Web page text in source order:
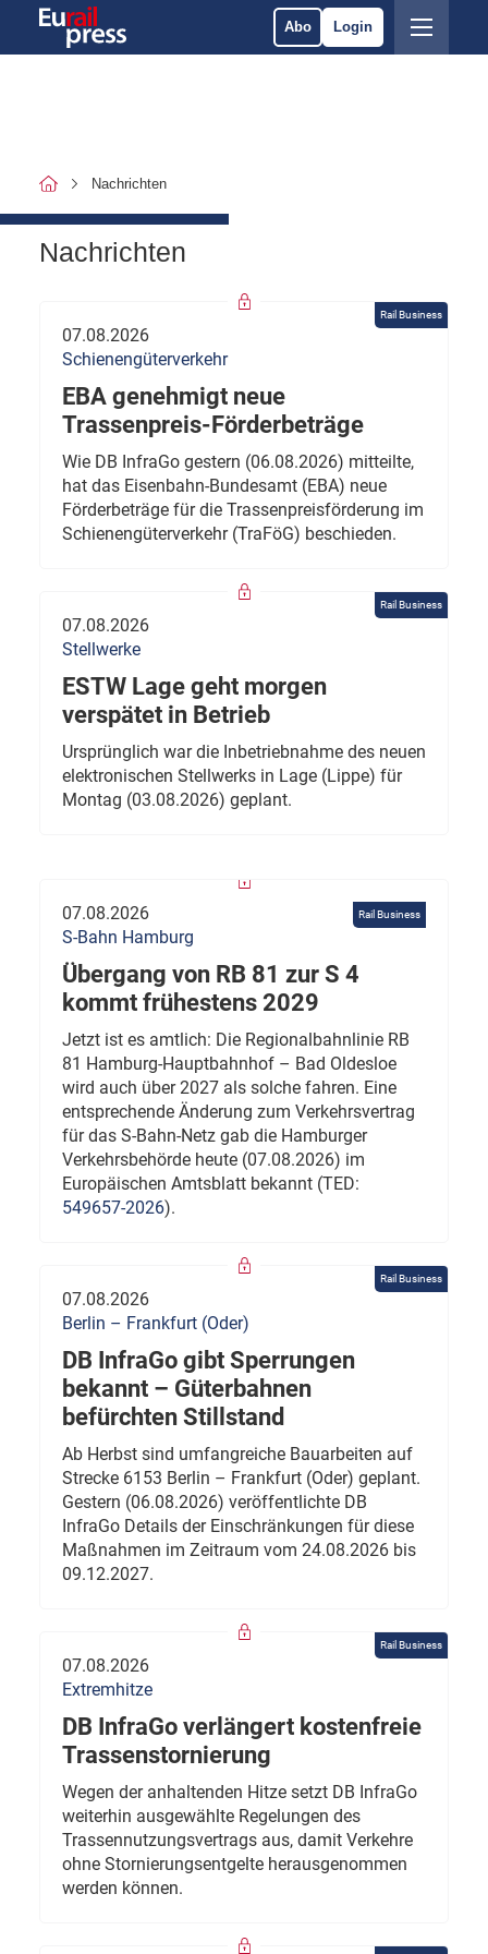
Abo Login
Nachrichten
Nachrichten
Rail Business
07.08.2026
Schienengüterverkehr
EBA genehmigt neue
Trassenpreis-Förderbeträge
Wie DB InfraGo gestern (06.08.2026) mitteilte,
hat das Eisenbahn-Bundesamt (EBA) neue
Förderbeträge für die Trassenpreisförderung im
Schienengüterverkehr (TraFöG) beschieden.
Rail Business
07.08.2026
Stellwerke
ESTW Lage geht morgen
verspätet in Betrieb
Ursprünglich war die Inbetriebnahme des neuen
elektronischen Stellwerks in Lage (Lippe) für
Montag (03.08.2026) geplant.
Rail Business
07.08.2026
S-Bahn Hamburg
Übergang von RB 81 zur S 4
kommt frühestens 2029
Jetzt ist es amtlich: Die Regionalbahnlinie RB
81 Hamburg-Hauptbahnhof – Bad Oldesloe
wird auch über 2027 als solche fahren. Eine
entsprechende Änderung zum Verkehrsvertrag
für das S-Bahn-Netz gab die Hamburger
Verkehrsbehörde heute (07.08.2026) im
Europäischen Amtsblatt bekannt (TED:
549657-2026).
Rail Business
07.08.2026
Berlin – Frankfurt (Oder)
DB InfraGo gibt Sperrungen
bekannt – Güterbahnen
befürchten Stillstand
Ab Herbst sind umfangreiche Bauarbeiten auf
Strecke 6153 Berlin – Frankfurt (Oder) geplant.
Gestern (06.08.2026) veröffentlichte DB
InfraGo Details der Einschränkungen für diese
Maßnahmen im Zeitraum vom 24.08.2026 bis
09.12.2027.
Rail Business
07.08.2026
Extremhitze
DB InfraGo verlängert kostenfreie
Trassenstornierung
Wegen der anhaltenden Hitze setzt DB InfraGo
weiterhin ausgewählte Regelungen des
Trassennutzungsvertrags aus, damit Verkehre
ohne Stornierungsentgelte herausgenommen
werden können.